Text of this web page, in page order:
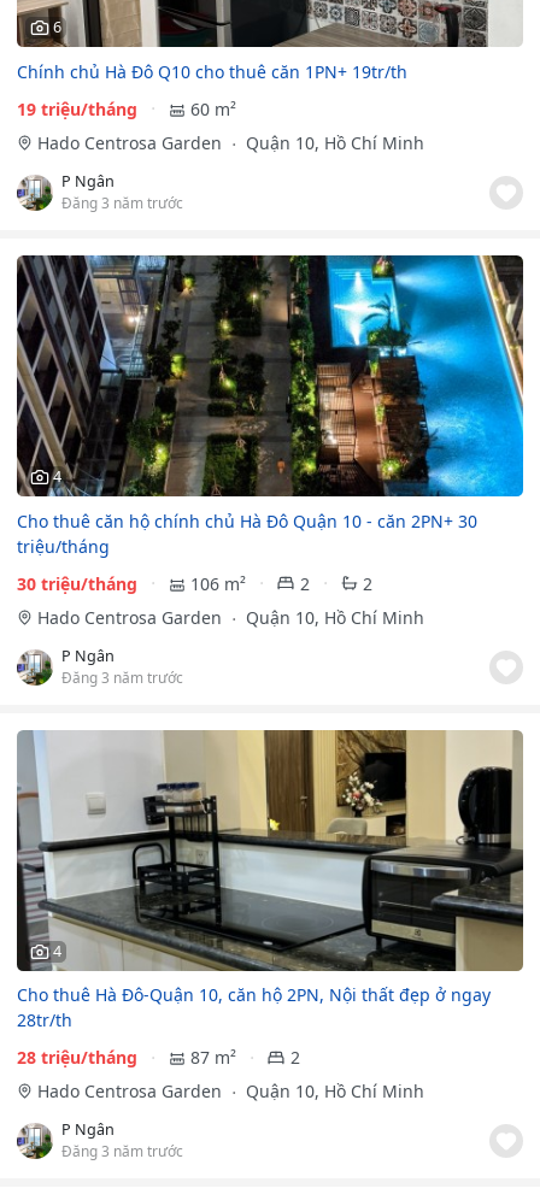
6
Chính chủ Hà Đô Q10 cho thuê căn 1PN+ 19tr/th
19 triệu/tháng
60 m²
Hado Centrosa Garden
Quận 10, Hồ Chí Minh
P Ngân
Đăng 3 năm trước
4
Cho thuê căn hộ chính chủ Hà Đô Quận 10 - căn 2PN+ 30
triệu/tháng
30 triệu/tháng
106 m² 2
2
Hado Centrosa Garden
Quận 10, Hồ Chí Minh
P Ngân
Đăng 3 năm trước
4
Cho thuê Hà Đô-Quận 10, căn hộ 2PN, Nội thất đẹp ở ngay
28tr/th
28 triệu/tháng
87 m²
2
Hado Centrosa Garden
Quận 10, Hồ Chí Minh
P Ngân
Đăng 3 năm trước